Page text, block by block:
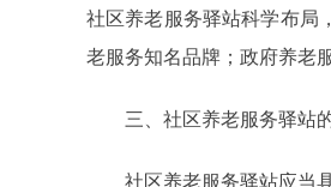
社区养老服务驿站科学布局
老服务知名品牌；政府养老
三、社区养老服务驿站
社区养老服务驿站应当具